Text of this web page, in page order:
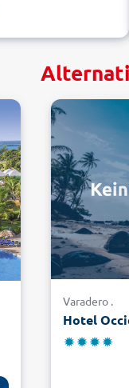
Varadero .
Hotel